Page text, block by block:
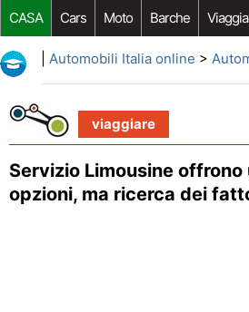
CASA Cars Moto Barche
Riparazione Auto Acquisto Auto Car
Automobili Italia online >
viaggiare
Servizio Limousine offrono
opzioni, ma ricerca dei